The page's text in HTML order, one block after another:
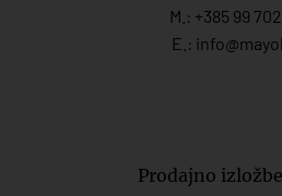
M.: +385 99
E.:
Prodajno